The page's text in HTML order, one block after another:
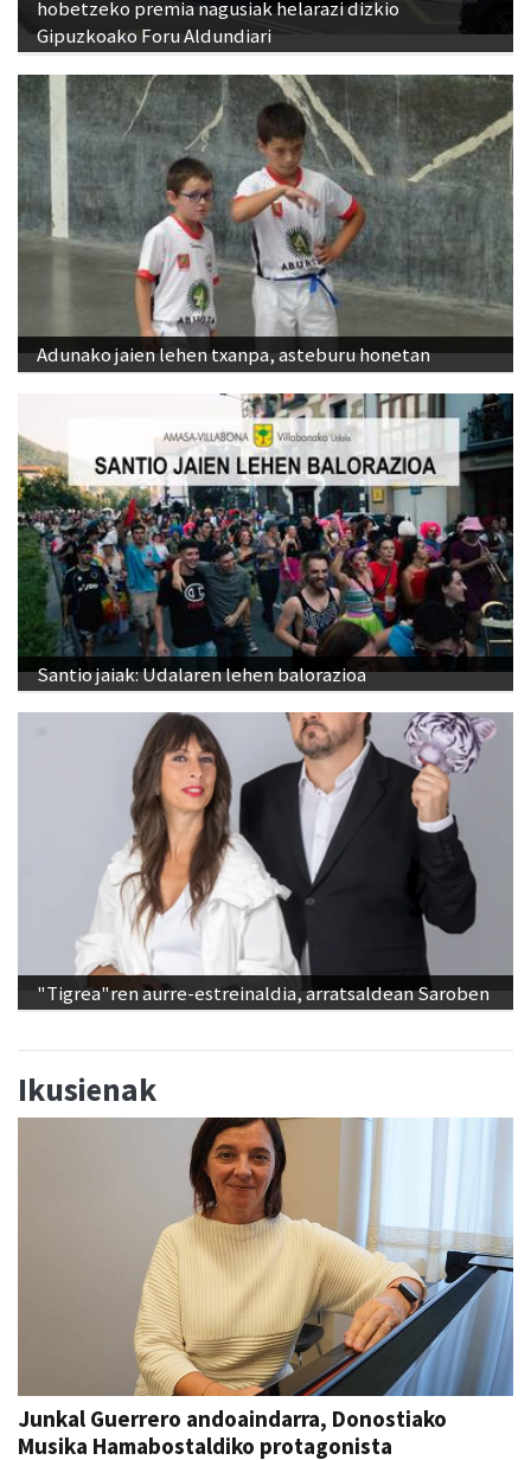
Adunako jaien lehen txanpa, asteburu honetan
Santio jaiak: Udalaren lehen balorazioa
"Tigrea"ren aurre-estreinaldia, arratsaldean Saroben
Junkal Guerrero andoaindarra, Donostiako
Musika Hamabostaldiko protagonista
Aiurri abu 05, 07:00 ANDOAIN